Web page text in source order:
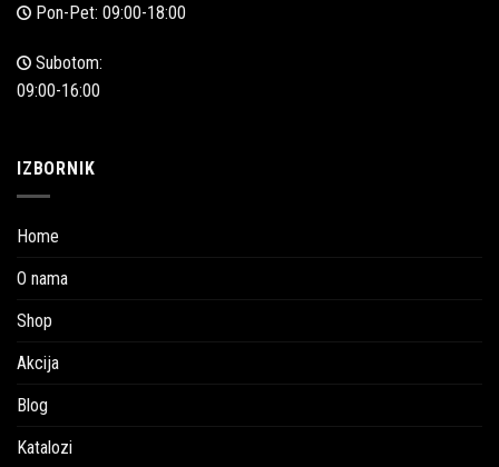
Pon-Pet: 09:00-18:00
Subotom:
09:00-16:00
IZBORNIK
Home
O nama
Shop
Akcija
Blog
Katalozi